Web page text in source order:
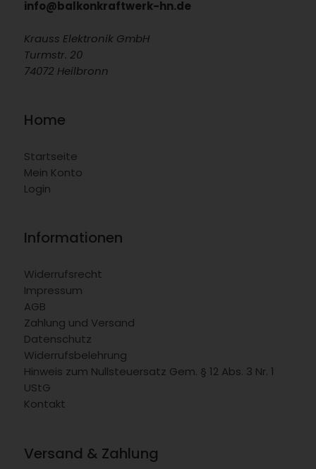
info@balkonkraftwerk-hn.de
Krauss Elektronik GmbH
Turmstr. 20
74072 Heilbronn
Home
Startseite
Mein Konto
Login
Informationen
Widerrufsrecht
Impressum
AGB
Zahlung und Versand
Datenschutz
Widerrufsbelehrung
Hinweis zum Nullsteuersatz Gem. § 12 Abs. 3 Nr. 1
UStG
Kontakt
Versand & Zahlung